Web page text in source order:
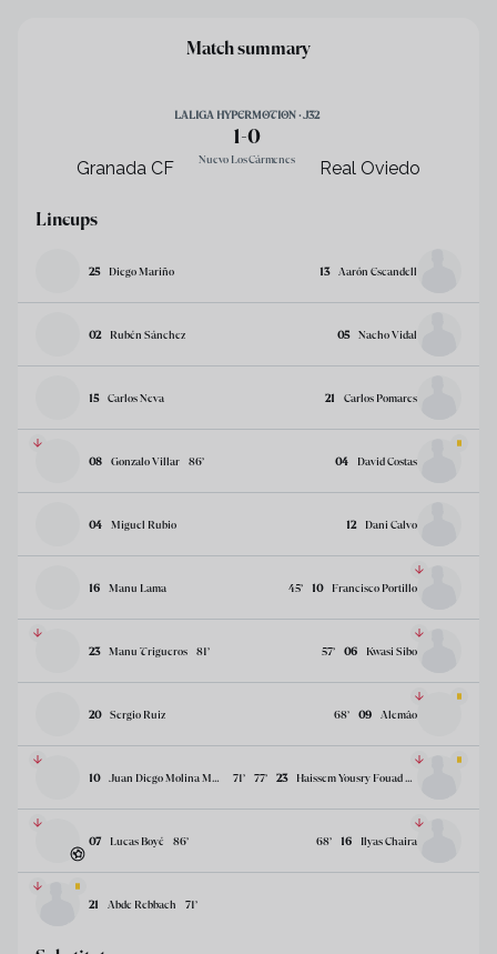
Match summary
Granada CF
LALIGA HYPERMOTION · J32
1-0
Nuevo Los Cármenes Real Oviedo
Lineups
25 Diego Mariño 13 Aarón Escandell
02 Rubén Sánchez 05 Nacho Vidal
15 Carlos Neva 21 Carlos Pomares
08 Gonzalo Villar 86’ 04 David Costas
04 Miguel Rubio 12 Dani Calvo
16 Manu Lama 10 Francisco Portillo
45’
23 Manu Trigueros 81’ 06 Kwasi Sibo
57’
20 Sergio Ruiz 09 Alemâo
68’
10 Juan Diego Molina Martínez 71’ 23 Haissem Yousry Fouad Hassan
77’
07 Lucas Boyé 86’ 16 Ilyas Chaira
68’
21 Abde Rebbach 71’